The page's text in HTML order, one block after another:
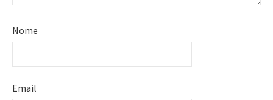
Nome
Email